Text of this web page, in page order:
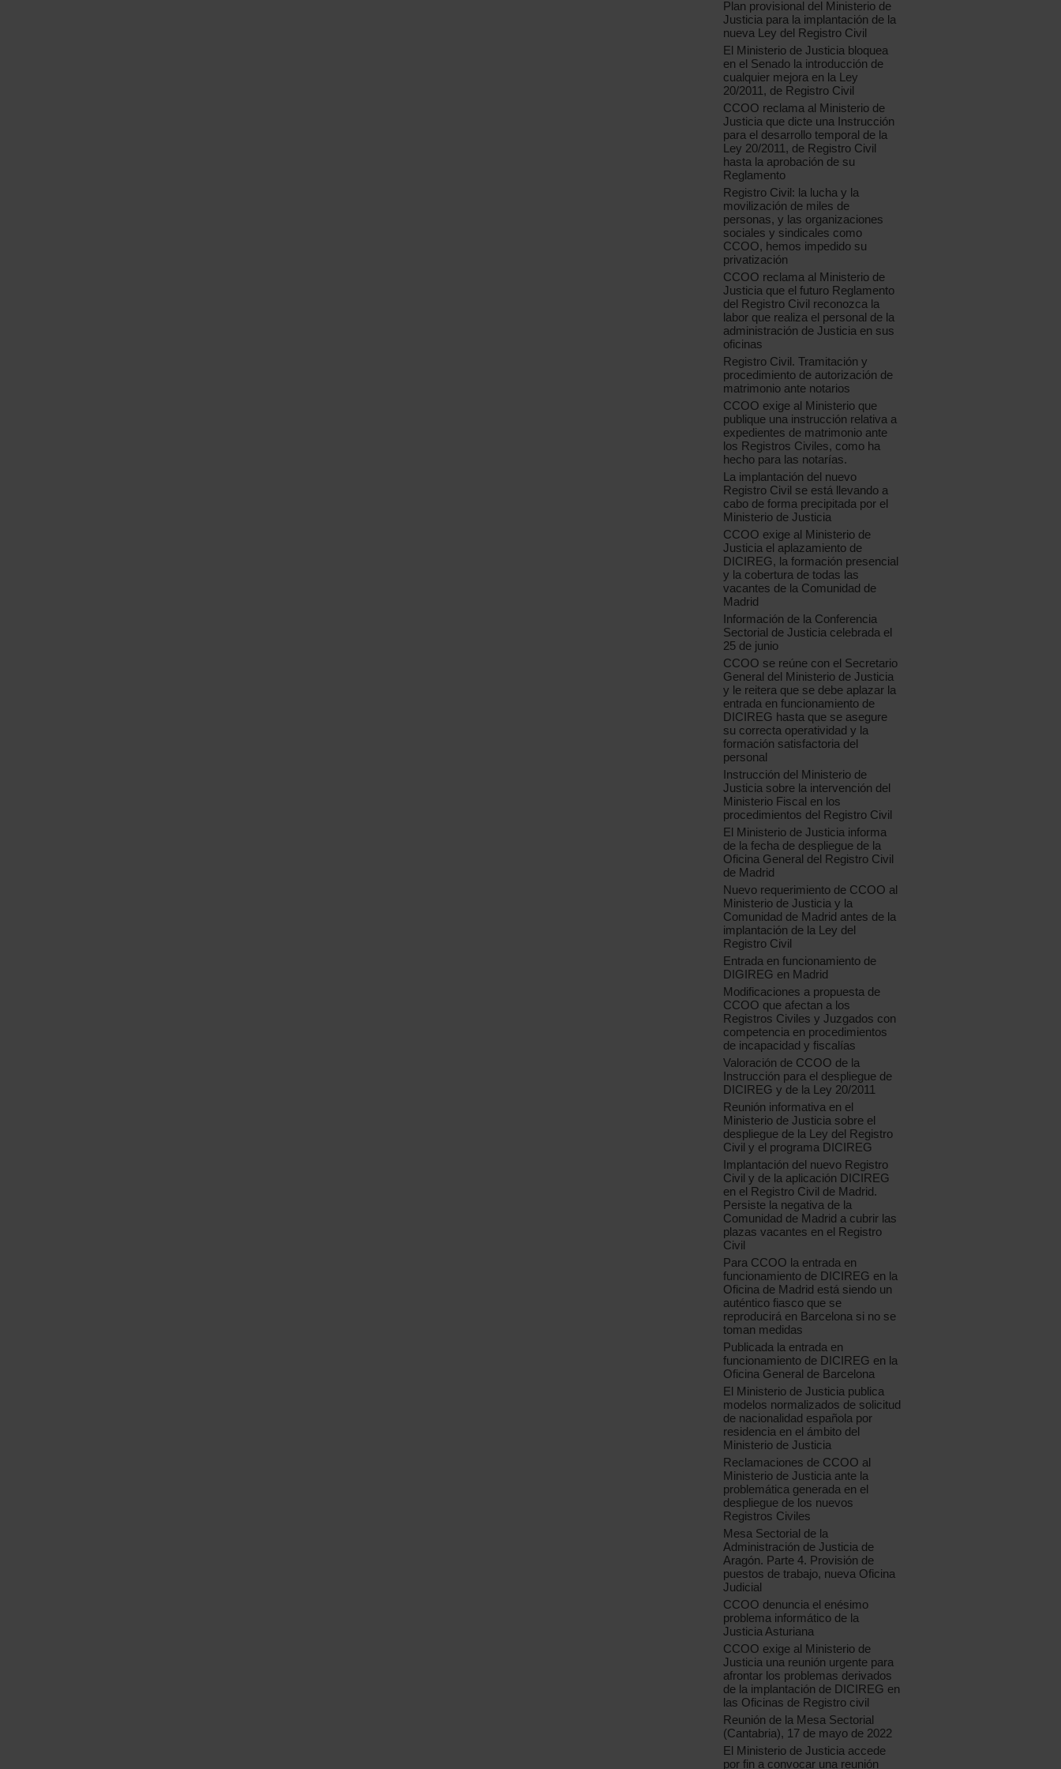
Plan provisional del Ministerio de
Justicia para la implantación de la
nueva Ley del Registro Civil
El Ministerio de Justicia bloquea
en el Senado la introducción de
cualquier mejora en la Ley
20/2011, de Registro Civil
CCOO reclama al Ministerio de
Justicia que dicte una Instrucción
para el desarrollo temporal de la
Ley 20/2011, de Registro Civil
hasta la aprobación de su
Reglamento
Registro Civil: la lucha y la
movilización de miles de
personas, y las organizaciones
sociales y sindicales como
CCOO, hemos impedido su
privatización
CCOO reclama al Ministerio de
Justicia que el futuro Reglamento
del Registro Civil reconozca la
labor que realiza el personal de la
administración de Justicia en sus
oficinas
Registro Civil. Tramitación y
procedimiento de autorización de
matrimonio ante notarios
CCOO exige al Ministerio que
publique una instrucción relativa a
expedientes de matrimonio ante
los Registros Civiles, como ha
hecho para las notarías.
La implantación del nuevo
Registro Civil se está llevando a
cabo de forma precipitada por el
Ministerio de Justicia
CCOO exige al Ministerio de
Justicia el aplazamiento de
DICIREG, la formación presencial
y la cobertura de todas las
vacantes de la Comunidad de
Madrid
Información de la Conferencia
Sectorial de Justicia celebrada el
25 de junio
CCOO se reúne con el Secretario
General del Ministerio de Justicia
y le reitera que se debe aplazar la
entrada en funcionamiento de
DICIREG hasta que se asegure
su correcta operatividad y la
formación satisfactoria del
personal
Instrucción del Ministerio de
Justicia sobre la intervención del
Ministerio Fiscal en los
procedimientos del Registro Civil
El Ministerio de Justicia informa
de la fecha de despliegue de la
Oficina General del Registro Civil
de Madrid
Nuevo requerimiento de CCOO al
Ministerio de Justicia y la
Comunidad de Madrid antes de la
implantación de la Ley del
Registro Civil
Entrada en funcionamiento de
DIGIREG en Madrid
Modificaciones a propuesta de
CCOO que afectan a los
Registros Civiles y Juzgados con
competencia en procedimientos
de incapacidad y fiscalías
Valoración de CCOO de la
Instrucción para el despliegue de
DICIREG y de la Ley 20/2011
Reunión informativa en el
Ministerio de Justicia sobre el
despliegue de la Ley del Registro
Civil y el programa DICIREG
Implantación del nuevo Registro
Civil y de la aplicación DICIREG
en el Registro Civil de Madrid.
Persiste la negativa de la
Comunidad de Madrid a cubrir las
plazas vacantes en el Registro
Civil
Para CCOO la entrada en
funcionamiento de DICIREG en la
Oficina de Madrid está siendo un
auténtico fiasco que se
reproducirá en Barcelona si no se
toman medidas
Publicada la entrada en
funcionamiento de DICIREG en la
Oficina General de Barcelona
El Ministerio de Justicia publica
modelos normalizados de solicitud
de nacionalidad española por
residencia en el ámbito del
Ministerio de Justicia
Reclamaciones de CCOO al
Ministerio de Justicia ante la
problemática generada en el
despliegue de los nuevos
Registros Civiles
Mesa Sectorial de la
Administración de Justicia de
Aragón. Parte 4. Provisión de
puestos de trabajo, nueva Oficina
Judicial
CCOO denuncia el enésimo
problema informático de la
Justicia Asturiana
CCOO exige al Ministerio de
Justicia una reunión urgente para
afrontar los problemas derivados
de la implantación de DICIREG en
las Oficinas de Registro civil
Reunión de la Mesa Sectorial
(Cantabria), 17 de mayo de 2022
El Ministerio de Justicia accede
por fin a convocar una reunión